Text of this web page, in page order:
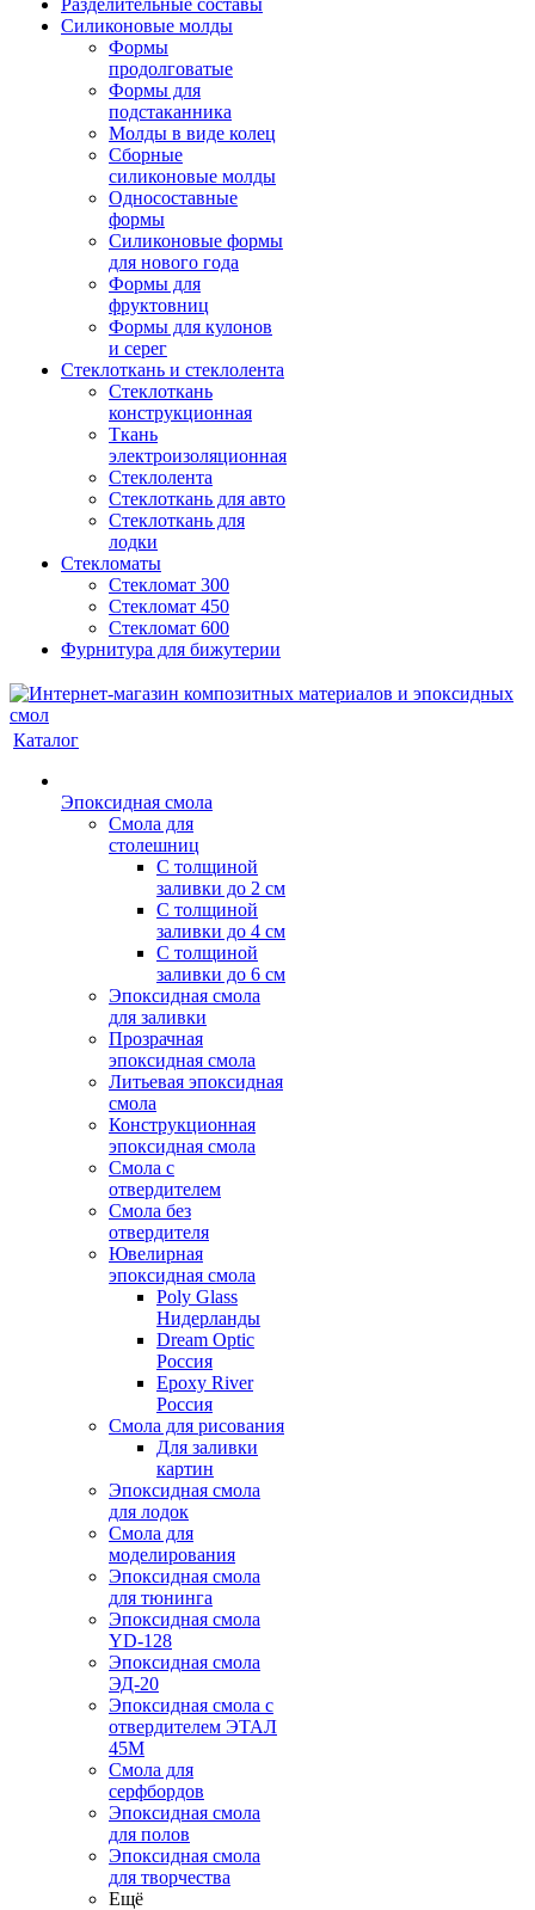
Разделительные составы
Силиконовые молды
Формы
продолговатые
Формы для
подстаканника
Молды в виде колец
Сборные
силиконовые молды
Односоставные
формы
Силиконовые формы
для нового года
Формы для
фруктовниц
Формы для кулонов
и серег
Стеклоткань и стеклолента
Стеклоткань
конструкционная
Ткань
электроизоляционная
Стеклолента
Стеклоткань для авто
Стеклоткань для
лодки
Стекломаты
Стекломат 300
Стекломат 450
Стекломат 600
Фурнитура для бижутерии
Каталог
Эпоксидная смола
Смола для
столешниц
С толщиной
заливки до 2 см
С толщиной
заливки до 4 см
С толщиной
заливки до 6 см
Эпоксидная смола
для заливки
Прозрачная
эпоксидная смола
Литьевая эпоксидная
смола
Конструкционная
эпоксидная смола
Смола с
отвердителем
Смола без
отвердителя
Ювелирная
эпоксидная смола
Poly Glass
Нидерланды
Dream Optic
Россия
Epoxy River
Россия
Смола для рисования
Для заливки
картин
Эпоксидная смола
для лодок
Смола для
моделирования
Эпоксидная смола
для тюнинга
Эпоксидная смола
YD-128
Эпоксидная смола
ЭД-20
Эпоксидная смола с
отвердителем ЭТАЛ
45М
Смола для
серфбордов
Эпоксидная смола
для полов
Эпоксидная смола
для творчества
Ещё